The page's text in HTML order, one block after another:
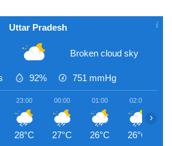
Uttar Pradesh
Broken cloud sky
92% 751 mmHg
23:00
28°C
00:00
27°C
01:00
26°C
02:00
26°C
›